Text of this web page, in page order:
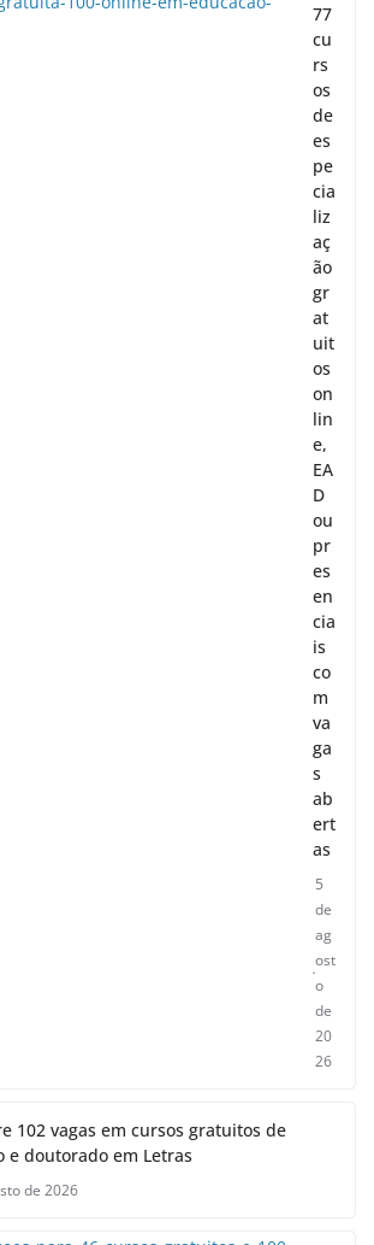
77
cu
rs
os
de
es
pe
cia
liz
aç
ão
gr
at
uit
os
on
lin
e,
EA
D
ou
pr
es
en
cia
is
co
m
va
ga
s
ab
ert
as
5
de
ag
ost
o
de
20
26
102 vagas em cursos gratuitos de
e doutorado em Letras
de 2026